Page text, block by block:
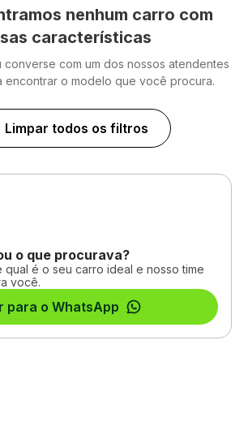
nenhum carro com
características
converse com um dos nossos atendentes
encontrar o modelo que você procura.
Limpar todos os filtros
o que procurava?
qual é o seu carro ideal e nosso time
você.
para o WhatsApp